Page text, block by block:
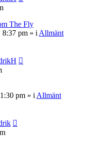
The Fly
8:37 pm » i Allmänt
pm » i Allmänt